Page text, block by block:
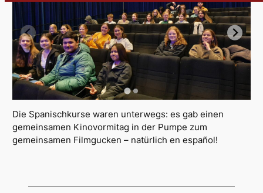
Die Spanischkurse waren unterwegs: es gab einen
gemeinsamen Kinovormitag in der Pumpe zum
gemeinsamen Filmgucken – natürlich en español!